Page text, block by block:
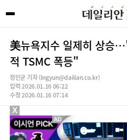
美뉴욕지수 일제히 상승
적 TSMC 폭등"
정인균 기자 (Ingyun@dailian.co.kr)
입력 2026.01.16 06:22
수정 2026.01.16 07:14
X